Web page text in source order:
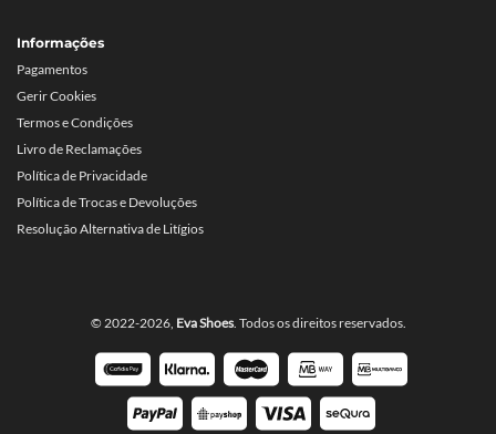
Informações
Pagamentos
Gerir Cookies
Termos e Condições
Livro de Reclamações
Política de Privacidade
Política de Trocas e Devoluções
Resolução Alternativa de Litígios
© 2022-2026, Eva Shoes. Todos os direitos reservados.